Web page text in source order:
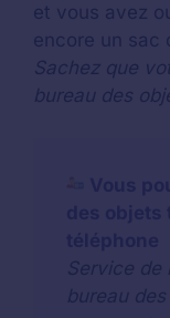
et vous avez
encore un sac
Sachez que
bureau des